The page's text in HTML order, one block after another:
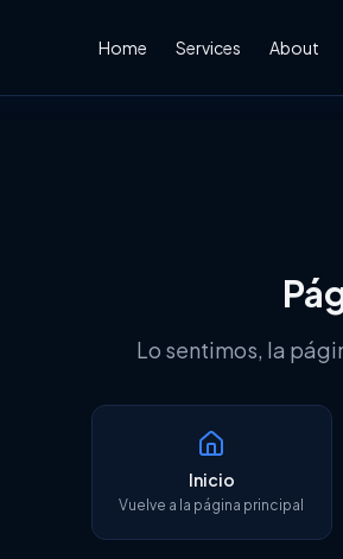
Home Services About
Lo sentimos, la
Inicio
Vuelve a la página principal